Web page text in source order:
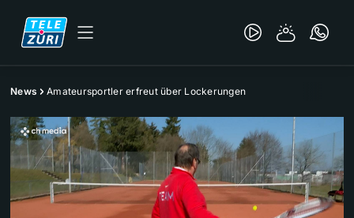
News Amateursportler erfreut über Lockerungen